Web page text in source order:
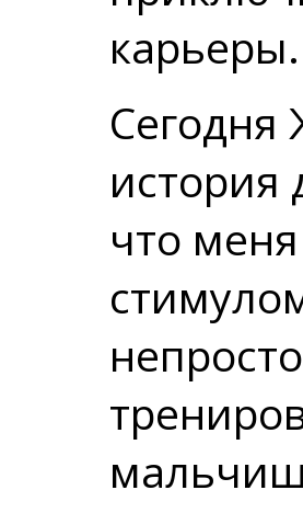
карьеры.
Сегодня
история
что